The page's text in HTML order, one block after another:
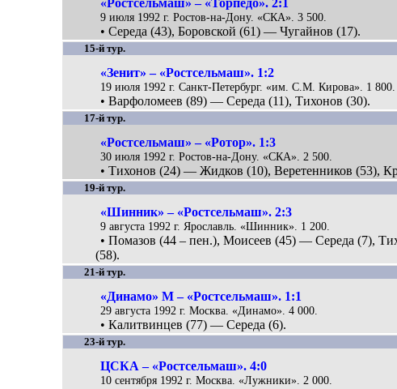
«Ростсельмаш» – «Торпедо». 2:1
9 июля 1992 г. Ростов-на-Дону. «СКА». 3 500.
• Середа (43), Боровской (61) — Чугайнов (17).
15-й тур.
«Зенит» – «Ростсельмаш». 1:2
19 июля 1992 г. Санкт-Петербург. «им. С.М. Кирова». 1 800.
• Варфоломеев (89) — Середа (11), Тихонов (30).
17-й тур.
«Ростсельмаш» – «Ротор». 1:3
30 июля 1992 г. Ростов-на-Дону. «СКА». 2 500.
• Тихонов (24) — Жидков (10), Веретенников (53),
19-й тур.
«Шинник» – «Ростсельмаш». 2:3
9 августа 1992 г. Ярославль. «Шинник». 1 200.
• Помазов (44 – пен.), Моисеев (45) — Середа (7),
(58).
21-й тур.
«Динамо» М – «Ростсельмаш». 1:1
29 августа 1992 г. Москва. «Динамо». 4 000.
• Калитвинцев (77) — Середа (6).
23-й тур.
ЦСКА – «Ростсельмаш». 4:0
10 сентября 1992 г. Москва. «Лужники». 2 000.